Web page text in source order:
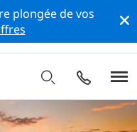
plongée de vos